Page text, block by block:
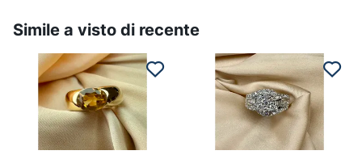
Simile a visto di recente